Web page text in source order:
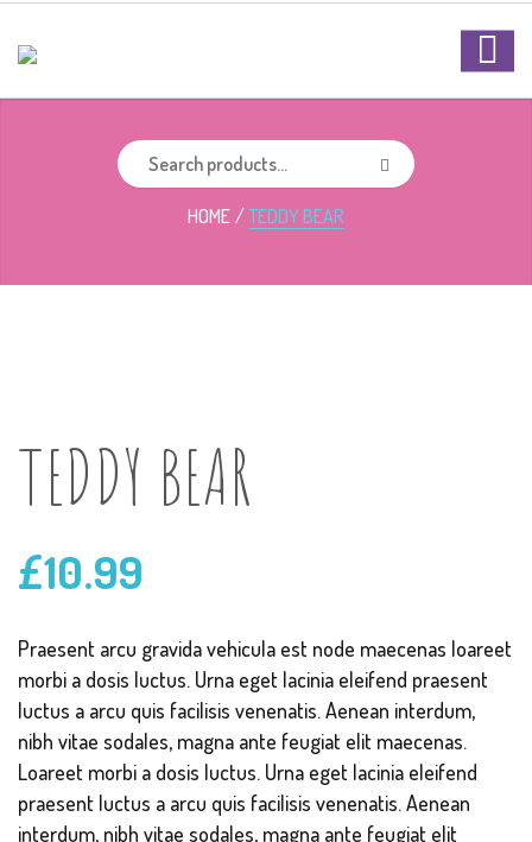
HOME TEDDY BEAR
TEDDY BEAR
£10.99
Praesent arcu gravida vehicula est node maecenas loareet
morbi a dosis luctus. Urna eget lacinia eleifend praesent
luctus a arcu quis facilisis venenatis. Aenean interdum,
nibh vitae sodales, magna ante feugiat elit maecenas.
Loareet morbi a dosis luctus. Urna eget lacinia eleifend
praesent luctus a arcu quis facilisis venenatis. Aenean
interdum, nibh vitae sodales, magna ante feugiat elit